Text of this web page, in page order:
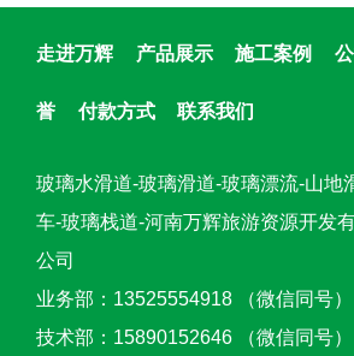
走进万辉 产品展示 施工案例
誉 付款方式 联系我们
玻璃水滑道-玻璃滑道-玻璃漂流-山地
车-玻璃栈道-河南万辉旅游资源开发
公司
业务部：13525554918 （微信同号）
技术部：15890152646 （微信同号）